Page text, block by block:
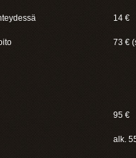
14 €
73 €
95 €
alk.